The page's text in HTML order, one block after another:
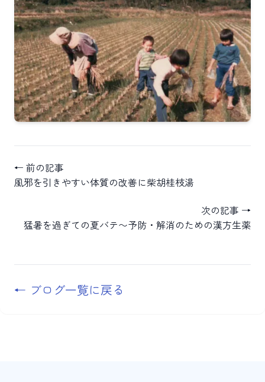
← 前の記事
風邪を引きやすい体質の改善に柴胡桂枝湯
次の記事 →
猛暑を過ぎての夏バテ〜予防・解消のための漢方生薬
← ブログ一覧に戻る